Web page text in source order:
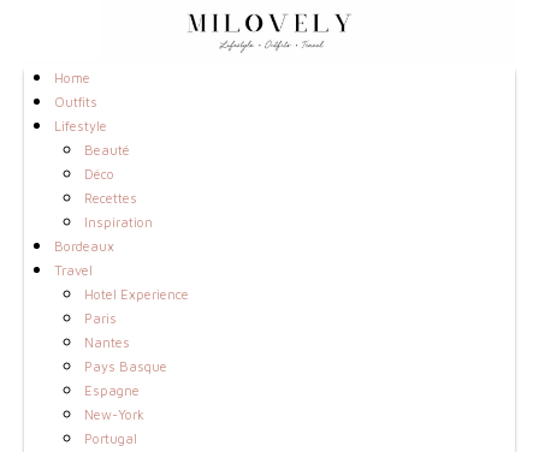
Home
Outfits
Lifestyle
Beauté
Déco
Recettes
Inspiration
Bordeaux
Travel
Hotel Experience
Paris
Nantes
Pays Basque
Espagne
New-York
Portugal